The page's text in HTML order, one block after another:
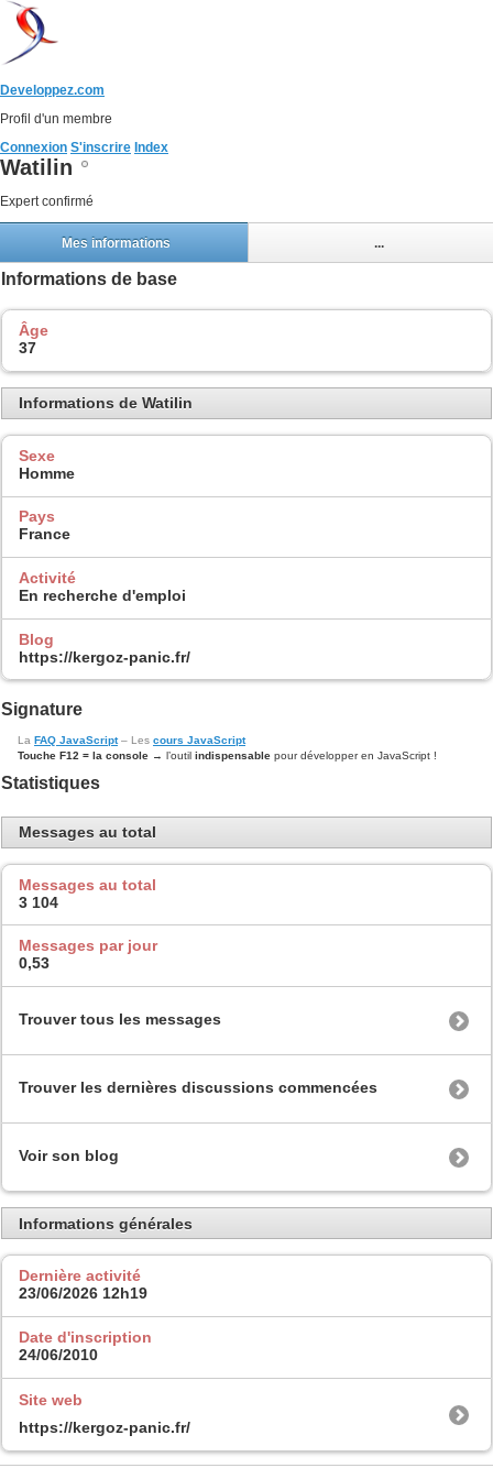
Developpez.com
Profil d'un membre
Connexion S'inscrire Index
Watilin
Expert confirmé
Mes informations ...
Informations de base
Âge
37
Informations de Watilin
Sexe
Homme
Pays
France
Activité
En recherche d'emploi
Blog
https://kergoz-panic.fr/
Signature
La FAQ JavaScript– Les cours JavaScript
Touche F12 = la console → l’outil indispensable pour développer en JavaScript !
Statistiques
Messages au total
Messages au total
3 104
Messages par jour
0,53
Trouver tous les messages
Trouver les dernières discussions commencées
Voir son blog
Informations générales
Dernière activité
23/06/2026 12h19
Date d'inscription
24/06/2010
Site web
https://kergoz-panic.fr/